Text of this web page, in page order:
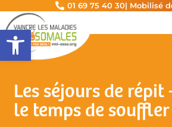
Ouvrir la barre d’outils
01 69 75 40 30| Mobilisé
Les séjours de répit
le temps de souffler